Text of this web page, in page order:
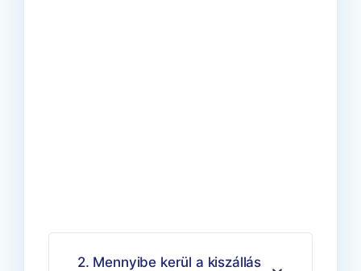
2. Mennyibe kerül a kiszállás